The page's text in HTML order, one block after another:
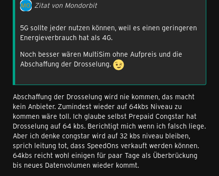
Zitat von Mondorbit
5G sollte jeder nutzen können, weil es einen geringeren
Energieverbrauch hat als 4G.
Noch besser wären MultiSim ohne Aufpreis und die
Abschaffung der Drosselung.
Abschaffung der Drosselung wird nie kommen, das macht
kein Anbieter. Zumindest wieder auf 64kbs Niveau zu
kommen wäre toll. Ich glaube selbst Prepaid Congstar hat
Drosselung auf 64 kbs. Berichtigt mich wenn ich falsch liege.
Aber ich denke congstar wird auf 32 kbs niveau bleiben,
sprich leitung tot, dass SpeedOns verkauft werden können.
64kbs reicht wohl einigen für paar Tage als Überbrückung
bis neues Datenvolumen wieder kommt.